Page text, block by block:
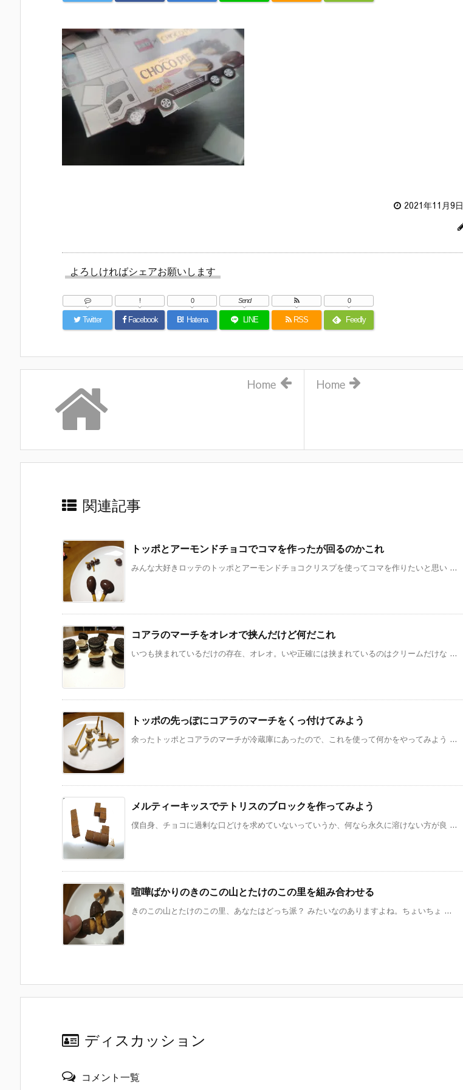
2021年11月9日
よろしければシェアお願いします
Twitter Facebook
!
B! Hatena
0
LINE
Send
RSS Feedly
0
Home
Home
関連記事
トッポとアーモンドチョコでコマを作ったが回るのかこれ
みんな大好きロッテのトッポとアーモンドチョコクリスプを使ってコマを作りたいと思い ...
コアラのマーチをオレオで挟んだけど何だこれ
いつも挟まれているだけの存在、オレオ。いや正確には挟まれているのはクリームだけな ...
トッポの先っぽにコアラのマーチをくっ付けてみよう
余ったトッポとコアラのマーチが冷蔵庫にあったので、これを使って何かをやってみよう ...
メルティーキッスでテトリスのブロックを作ってみよう
僕自身、チョコに過剰な口どけを求めていないっていうか、何なら永久に溶けない方が良 ...
喧嘩ばかりのきのこの山とたけのこの里を組み合わせる
きのこの山とたけのこの里、あなたはどっち派？ みたいなのありますよね。ちょいちょ ...
ディスカッション
コメント一覧